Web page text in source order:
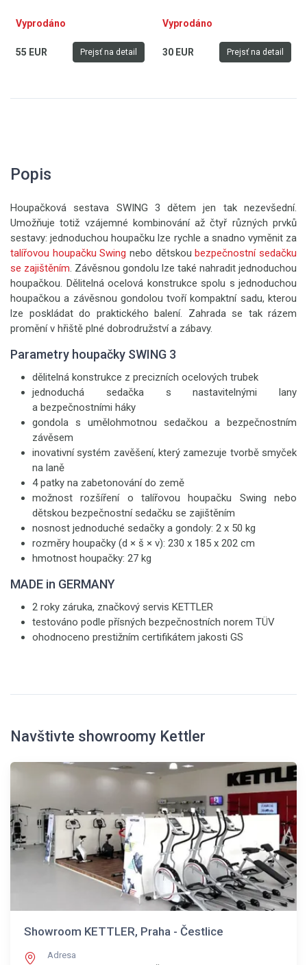
Vyprodáno
55 EUR Prejsť na detail
Vyprodáno
30 EUR Prejsť na detail
Popis
Houpačková sestava SWING 3 dětem jen tak nezevšední.
Umožňuje totiž vzájemné kombinování až čtyř různých prvků
sestavy: jednoduchou houpačku lze rychle a snadno vyměnit za
talířovou houpačku Swing nebo dětskoubezpečnostní sedačku
se zajištěním. Závěsnou gondolu lze také nahradit jednoduchou
houpačkou. Dělitelná ocelová konstrukce spolu s jednoduchou
houpačkou a závěsnou gondolou tvoří kompaktní sadu, kterou
lze poskládat do praktického balení. Zahrada se tak rázem
promění v hřiště plné dobrodružství a zábavy.
Parametry houpačky SWING 3
dělitelná konstrukce z precizních ocelových trubek
jednoduchá sedačka s nastavitelnými lany
a bezpečnostními háky
gondola s umělohmotnou sedačkou a bezpečnostním
závěsem
inovativní systém zavěšení, který zamezuje tvorbě smyček
na laně
4 patky na zabetonování do země
možnost rozšíření o talířovou houpačku Swing nebo
dětskou bezpečnostní sedačku se zajištěním
nosnost jednoduché sedačky a gondoly: 2 x 50 kg
rozměry houpačky (d × š × v): 230 x 185 x 202 cm
hmotnost houpačky: 27 kg
MADE in GERMANY
2 roky záruka, značkový servis KETTLER
testováno podle přísných bezpečnostních norem TÜV
ohodnoceno prestižním certifikátem jakosti GS
Navštivte showroomy Kettler
Showroom KETTLER, Praha - Čestlice
Adresa